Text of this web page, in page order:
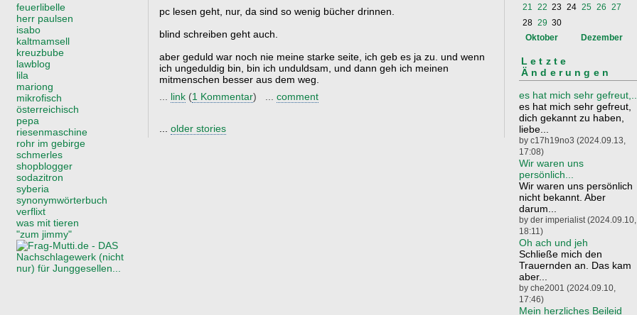
feuerlibelle
herr paulsen
isabo
kaltmamsell
kreuzbube
lawblog
lila
mariong
mikrofisch
österreichisch
pepa
riesenmaschine
rohr im gebirge
schmerles
shopblogger
sodazitron
syberia
synonymwörterbuch
verflixt
was mit tieren
"zum jimmy"
pc lesen geht, nur, da sind so wenig bücher drinnen.
blind schreiben geht auch.
aber geduld war noch nie meine starke seite, ich geb es ja zu. und wenn
ich ungeduldig bin, bin ich unduldsam, und dann geh ich meinen
mitmenschen besser aus dem weg.
link (1 Kommentar) ... comment
older stories
21 22 23 24 25 26 27
28 29 30
Oktober
Dezember
Letzte
Änderungen
es hat mich sehr
es hat mich sehr gefreut,
dich gekannt zu haben,
liebe...
by c17h19no3 (2024.09.13,
17:08)
Wir waren uns
persönlich...
Wir waren uns persönlich
nicht bekannt. Aber
darum...
by der imperialist (2024.09.10,
18:11)
Oh ach und jeh
Schließe mich den
Trauernden an. Das kam
aber...
by che2001 (2024.09.10,
17:46)
Mein herzliches Beileid